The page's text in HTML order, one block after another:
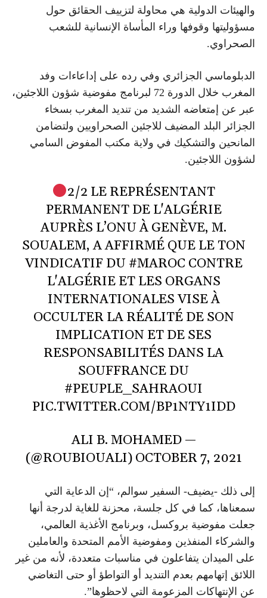
والهيئات الدولية هي محاولة لتزييف الحقائق حول
مسؤوليتها وقوفها وراء المأساة الإنسانية للشعب
الصحراوي.
الدبلوماسي الجزائري وفي رده على إداعاءات وفد
المغرب خلال الدورة 72 لبرنامج مفوضية شؤون اللاجئين،
عبر عن إمتعاضه الشديد من تنديد المغرب بسخاء
الجزائر البلد المضيف للاجئين الصحراويين ولتضامن
المانحين والتشكيك في ولاية مكتب المفوض السامي
لشؤون اللاجئين.
2/2 LE REPRÉSENTANT
PERMANENT DE L'ALGÉRIE
AUPRÈS L’ONU À GENÈVE, M.
SOUALEM, A AFFIRMÉ QUE LE TON
VINDICATIF DU #MAROC CONTRE
L'ALGÉRIE ET LES ORGANS
INTERNATIONALES VISE À
OCCULTER LA RÉALITÉ DE SON
IMPLICATION ET DE SES
RESPONSABILITÉS DANS LA
SOUFFRANCE DU
#PEUPLE_SAHRAOUI
PIC.TWITTER.COM/BP1NTY1IDD
— ALI B. MOHAMED
(@ROUBIOUALI) OCTOBER 7, 2021
إلى ذلك -يضيف- السفير سوالم، “إن الدعاية التي
سمعناها، كما في كل جلسة، محزنة للغاية لدرجة أنها
جعلت مفوضية بروكسل، وبرنامج الأغذية العالمي،
والشركاء المنفذين ومفوضية الأمم المتحدة والعاملين
على الميدان يتفاعلون في مناسبات متعددة، لأنه من غير
اللائق إتهامهم بعدم التنديد أو التواطؤ أو حتى التغاضي
عن الإنتهاكات المزعومة التي لاحظوها”.